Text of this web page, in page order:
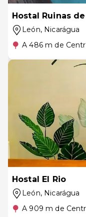
Hostal Ruinas
León, Nicarágua
A 486 m de
Hostal El Rio
León, Nicarágua
A 909 m de